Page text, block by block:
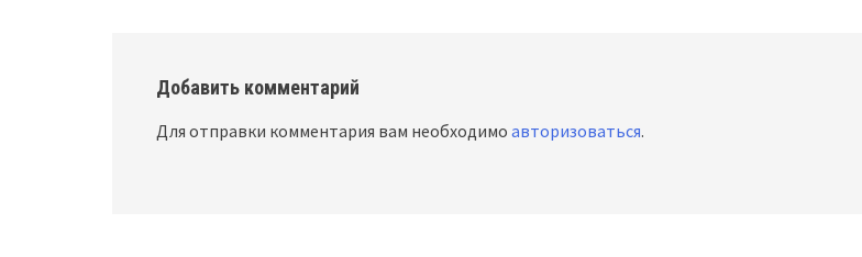
Добавить комментарий
Для отправки комментария вам необходимо авторизоваться.